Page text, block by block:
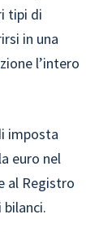
tipi di
in una
l’intero
imposta
euro nel
al Registro